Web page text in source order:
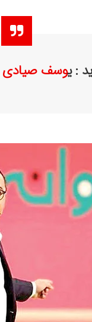
: یوسف صیادی